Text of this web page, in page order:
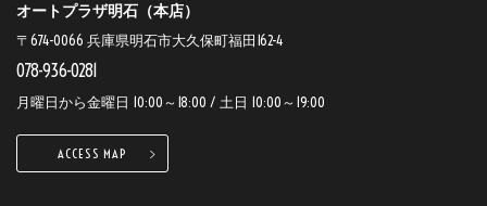
オートプラザ明石（本店）
〒674-0066 兵庫県明石市大久保町福田162-4
078-936-0281
月曜日から金曜日 10:00～18:00 / 土日 10:00～19:00
ACCESS MAP